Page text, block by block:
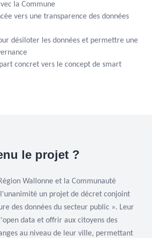
la Commune
vers une transparence des données
désiloter les données et permettre une
concret vers le concept de smart
le projet ?
Wallonne et la Communauté
un projet de décret conjoint
des données du secteur public ». Leur
data et offrir aux citoyens des
au niveau de leur ville, permettant